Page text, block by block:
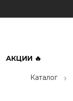
АКЦИИ 🔥
Каталог